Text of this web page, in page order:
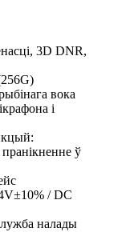
3D DNR,
вока
і
ў
/ DC
налады